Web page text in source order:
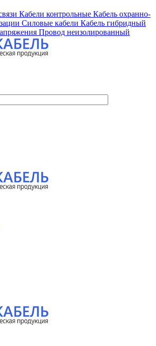
Кабели контрольные Кабель охранно-
Силовые кабели Кабель гибридный
Провод неизолированный